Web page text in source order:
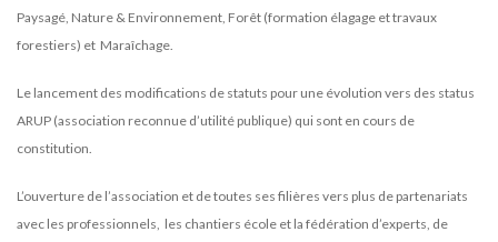
Paysagé, Nature & Environnement, Forêt (formation élagage et travaux
forestiers) et Maraîchage.
Le lancement des modifications de statuts pour une évolution vers des status
ARUP (association reconnue d’utilité publique) qui sont en cours de
constitution.
L’ouverture de l’association et de toutes ses filières vers plus de partenariats
avec les professionnels, les chantiers école et la fédération d’experts, de